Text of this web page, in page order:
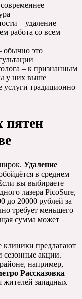
– удаление
работа со всем
обычно это
– к признанным
у них выше
услуги традиционно
пятен
Удаление
в среднем
вы выбираете
лазера PicoSure,
до 20000 рублей за
требует меньшего
сумма может
клиники предлагают
сезонные акции.
например,
Рассказовка
жителей западных